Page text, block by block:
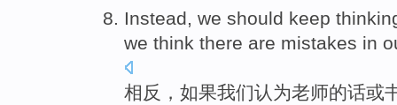
Instead, we should keep
we think there are mistakes in
相 反，如果我们认为老师的话或